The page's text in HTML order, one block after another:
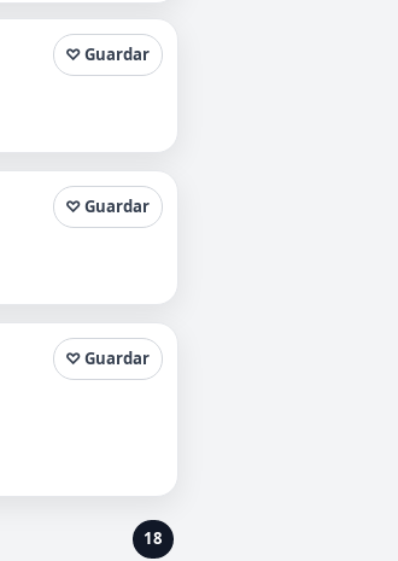
♡ Guardar
♡ Guardar
♡ Guardar
18